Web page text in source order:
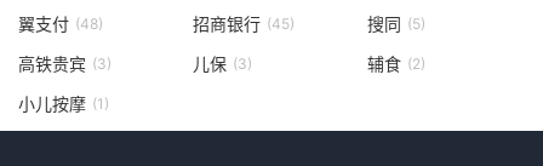
翼支付 (48) 招商银行 (45) 搜同 (5)
高铁贵宾 (3) 儿保 (3) 辅食 (2)
小儿按摩 (1)